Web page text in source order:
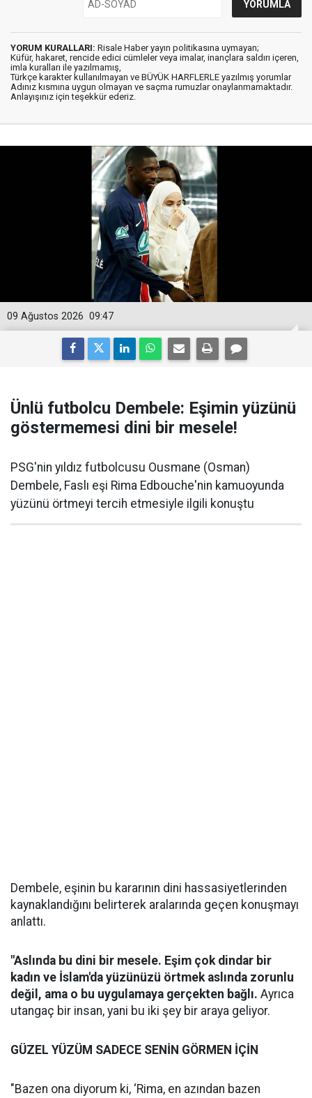
YORUM KURALLARI: Risale Haber yayın politikasına uymayan;
Küfür, hakaret, rencide edici cümleler veya imalar, inançlara saldırı içeren,
imla kuralları ile yazılmamış,
Türkçe karakter kullanılmayan ve BÜYÜK HARFLERLE yazılmış yorumlar
Adınız kısmına uygun olmayan ve saçma rumuzlar onaylanmamaktadır.
Anlayışınız için teşekkür ederiz.
09:47
09 Ağustos 2026
Ünlü futbolcu Dembele: Eşimin yüzünü
göstermemesi dini bir mesele!
PSG'nin yıldız futbolcusu Ousmane (Osman)
Dembele, Faslı eşi Rima Edbouche'nin kamuoyunda
yüzünü örtmeyi tercih etmesiyle ilgili konuştu
Dembele, eşinin bu kararının dini hassasiyetlerinden
kaynaklandığını belirterek aralarında geçen konuşmayı
anlattı.
"Aslında bu dini bir mesele. Eşim çok dindar bir
kadın ve İslam'da yüzünüzü örtmek aslında zorunlu
değil, ama o bu uygulamaya gerçekten bağlı. Ayrıca
utangaç bir insan, yani bu iki şey bir araya geliyor.
GÜZEL YÜZÜM SADECE SENİN GÖRMEN İÇİN
"Bazen ona diyorum ki, ‘Rima, en azından bazen